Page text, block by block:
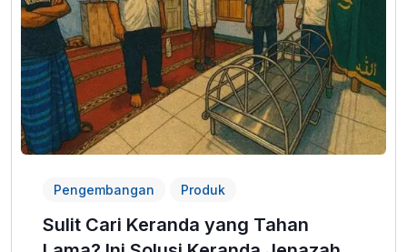
Pengembangan Produk
Sulit Cari Keranda yang Tahan